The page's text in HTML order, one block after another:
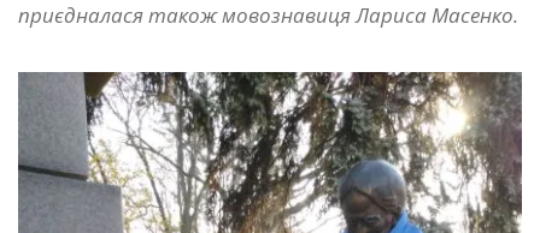
приєдналася також мовознавиця Лариса Масенко.